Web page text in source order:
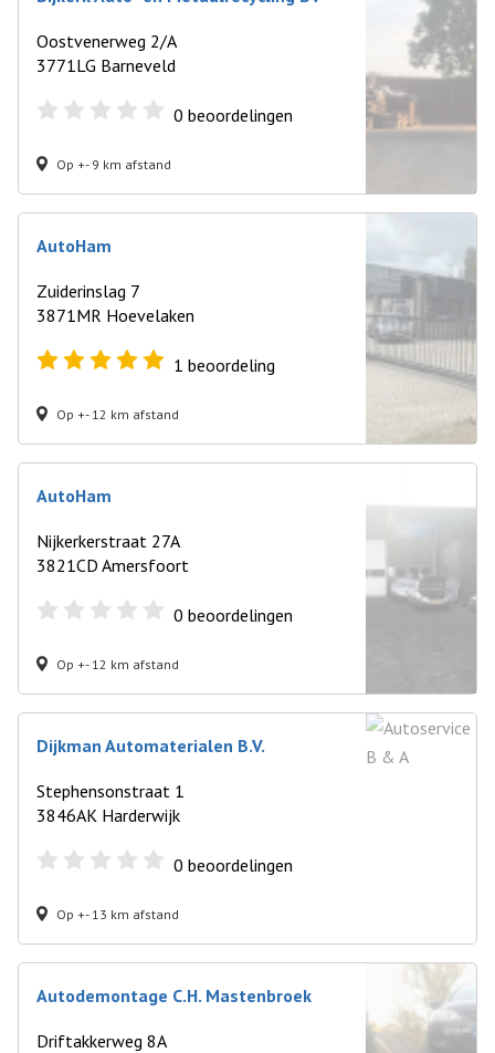
Oostvenerweg 2/A
3771LG Barneveld
0 beoordelingen
Op +- 9 km afstand
AutoHam
Zuiderinslag 7
3871MR Hoevelaken
1 beoordeling
Op +- 12 km afstand
AutoHam
Nijkerkerstraat 27A
3821CD Amersfoort
0 beoordelingen
Op +- 12 km afstand
Dijkman Automaterialen B.V.
Stephensonstraat 1
3846AK Harderwijk
0 beoordelingen
Op +- 13 km afstand
Autodemontage C.H. Mastenbroek
Driftakkerweg 8A